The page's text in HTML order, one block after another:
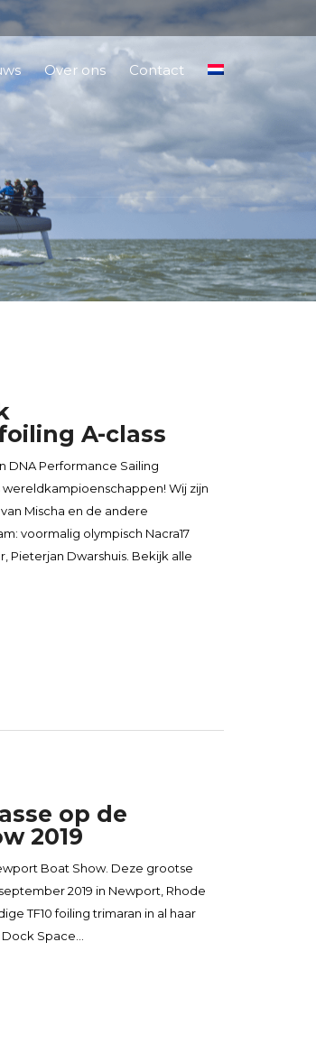
Over ons Contact
A-class
DNA Performance Sailing
Wij zijn
Mischa en de andere
voormalig olympisch Nacra17
Pieterjan Dwarshuis. Bekijk alle
op de
2019
Boat Show. Deze grootse
2019 in Newport, Rhode
TF10 foiling trimaran in al haar
Space...